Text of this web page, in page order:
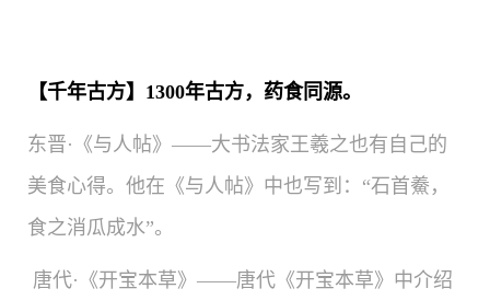
【千年古方】1300年古方，药食同源。
东晋·《与人帖》——大书法家王羲之也有自己的
美食心得。他在《与人帖》中也写到：“石首鯗，
食之消瓜成水”。
唐代·《开宝本草》——唐代《开宝本草》中介绍